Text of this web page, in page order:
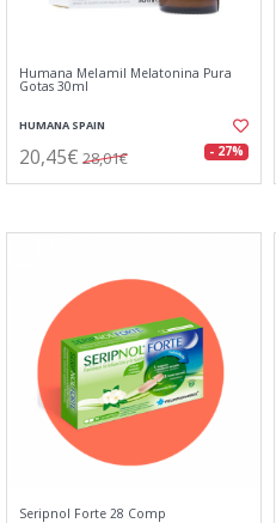
Humana Melamil Melatonina Pura
Gotas 30ml
HUMANA SPAIN
20,45€ 28,01€ - 27%
Seripnol Forte 28 Comp